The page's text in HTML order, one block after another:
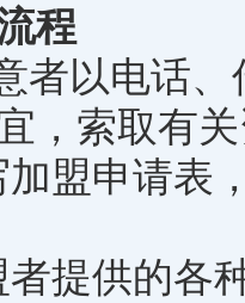
程
者以电话
，索取有
盟申请表
提供的各